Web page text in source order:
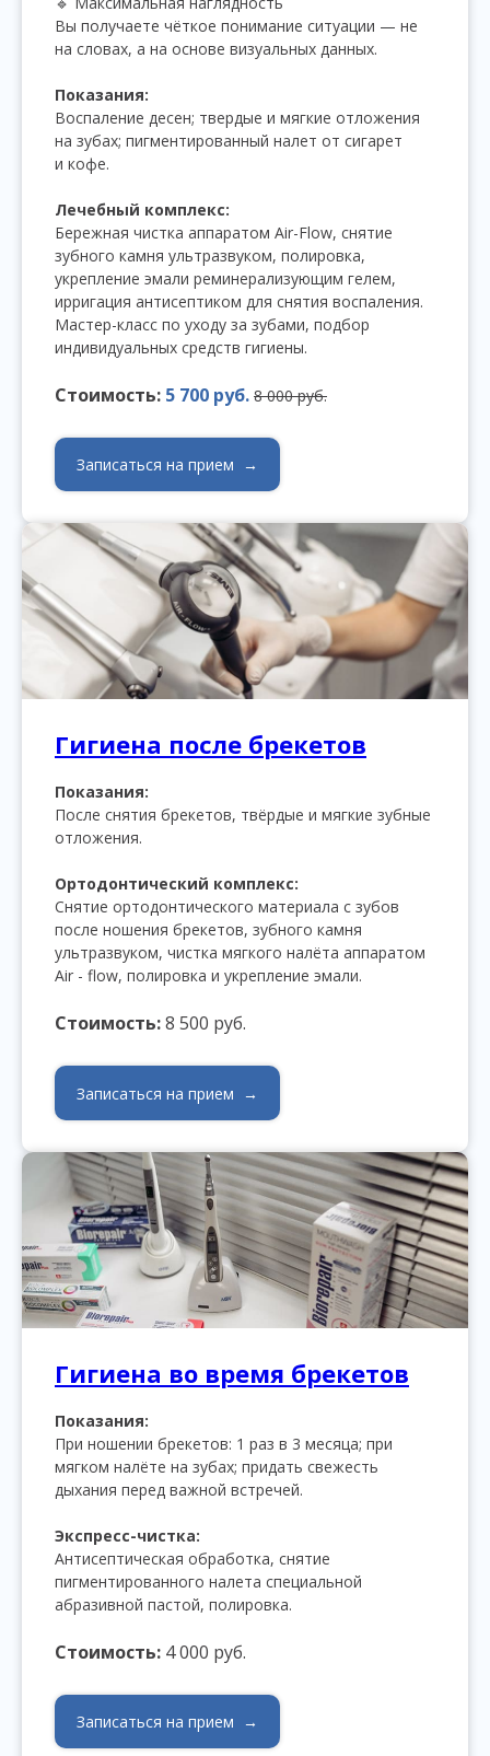
Вы получаете чёткое понимание ситуации — не
на словах, а на основе визуальных данных.
Показания:
Воспаление десен; твердые и мягкие отложения
на зубах; пигментированный налет от сигарет
и кофе.
Лечебный комплекс:
Бережная чистка аппаратом Air-Flow, снятие
зубного камня ультразвуком, полировка,
укрепление эмали реминерализующим гелем,
ирригация антисептиком для снятия воспаления.
Мастер-класс по уходу за зубами, подбор
индивидуальных средств гигиены.
Стоимость: 5 700 руб. 8 000 руб.
Записаться на прием →
Гигиена после брекетов
Показания:
После снятия брекетов, твёрдые и мягкие зубные
отложения.
Ортодонтический комплекс:
Снятие ортодонтического материала с зубов
после ношения брекетов, зубного камня
ультразвуком, чистка мягкого налёта аппаратом
Air - flow, полировка и укрепление эмали.
Стоимость:8 500 руб.
Записаться на прием →
Гигиена во время брекетов
Показания:
При ношении брекетов: 1 раз в 3 месяца; при
мягком налёте на зубах; придать свежесть
дыхания перед важной встречей.
Экспресс-чистка:
Антисептическая обработка, снятие
пигментированного налета специальной
абразивной пастой, полировка.
Стоимость: 4 000 руб.
Записаться на прием →